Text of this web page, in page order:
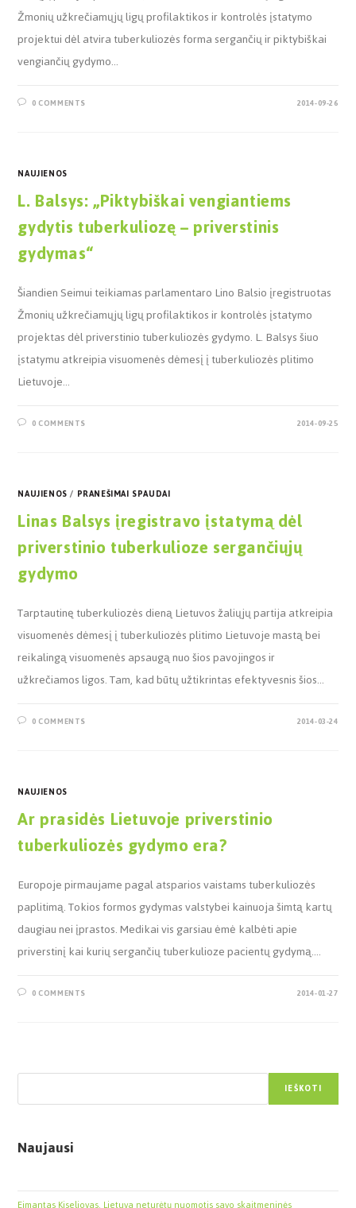
Žmonių užkrečiamųjų ligų profilaktikos ir kontrolės įstatymo
projektui dėl atvira tuberkuliozės forma sergančių ir piktybiškai
vengiančių gydymo…
0 COMMENTS 2014-09-26
NAUJIENOS
L. Balsys: „Piktybiškai vengiantiems
gydytis tuberkuliozę – priverstinis
gydymas“
Šiandien Seimui teikiamas parlamentaro Lino Balsio įregistruotas
Žmonių užkrečiamųjų ligų profilaktikos ir kontrolės įstatymo
projektas dėl priverstinio tuberkuliozės gydymo. L. Balsys šiuo
įstatymu atkreipia visuomenės dėmesį į tuberkuliozės plitimo
Lietuvoje…
0 COMMENTS 2014-09-25
NAUJIENOS/ PRANEŠIMAI SPAUDAI
Linas Balsys įregistravo įstatymą dėl
priverstinio tuberkulioze sergančiųjų
gydymo
Tarptautinę tuberkuliozės dieną Lietuvos žaliųjų partija atkreipia
visuomenės dėmesį į tuberkuliozės plitimo Lietuvoje mastą bei
reikalingą visuomenės apsaugą nuo šios pavojingos ir
užkrečiamos ligos. Tam, kad būtų užtikrintas efektyvesnis šios…
0 COMMENTS 2014-03-24
NAUJIENOS
Ar prasidės Lietuvoje priverstinio
tuberkuliozės gydymo era?
Europoje pirmaujame pagal atsparios vaistams tuberkuliozės
paplitimą. Tokios formos gydymas valstybei kainuoja šimtą kartų
daugiau nei įprastos. Medikai vis garsiau ėmė kalbėti apie
priverstinį kai kurių sergančių tuberkulioze pacientų gydymą.…
0 COMMENTS 2014-01-27
IEŠKOTI
Naujausi